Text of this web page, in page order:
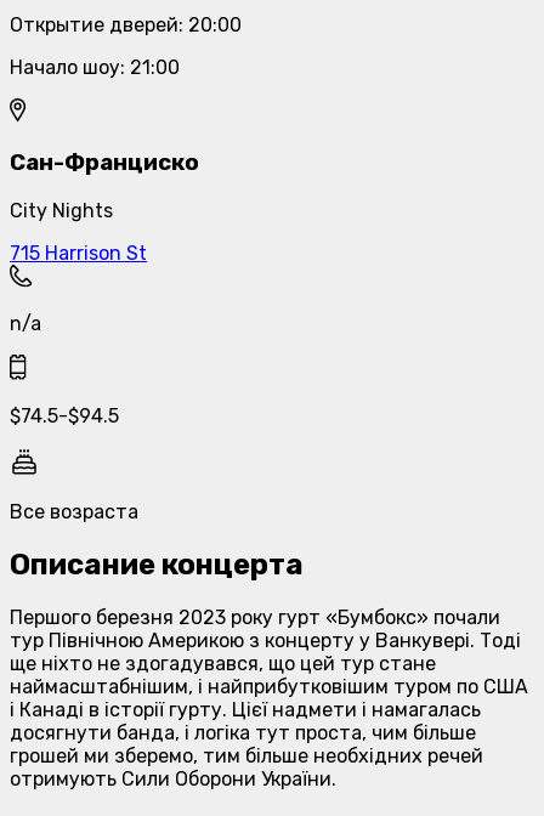
Открытие дверей: 20:00
Начало шоу: 21:00
Сан-Франциско
City Nights
715 Harrison St
n/a
$74.5-$94.5
Все возраста
Описание концерта
Першого березня 2023 року гурт «Бумбокс» почали
тур Північною Америкою з концерту у Ванкувері. Тоді
ще ніхто не здогадувався, що цей тур стане
наймасштабнішим, і найприбутковішим туром по США
і Канаді в історії гурту. Цієї надмети і намагалась
досягнути банда, і логіка тут проста, чим більше
грошей ми зберемо, тим більше необхідних речей
отримують Сили Оборони України.